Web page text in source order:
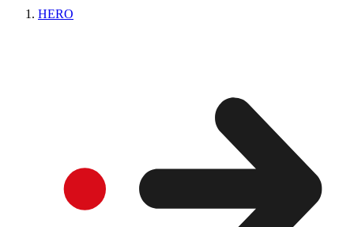
HERO